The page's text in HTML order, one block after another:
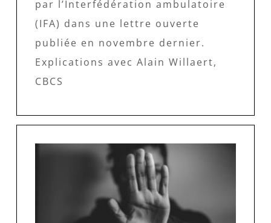
par l’Interfédération ambulatoire
(IFA) dans une lettre ouverte
publiée en novembre dernier.
Explications avec Alain Willaert,
CBCS